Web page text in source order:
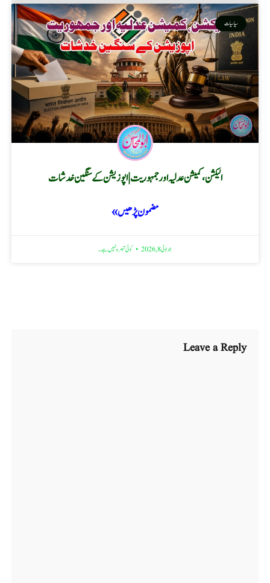
سیاسیات
الیکشن، کمیشن عدلیہ اور جمہوریت | اپوزیشن کے سنگین خدشات
مضمون پڑھیں »
جولائی 8, 2026 کوئی تبصرہ نہیں ہے۔
Leave a Reply